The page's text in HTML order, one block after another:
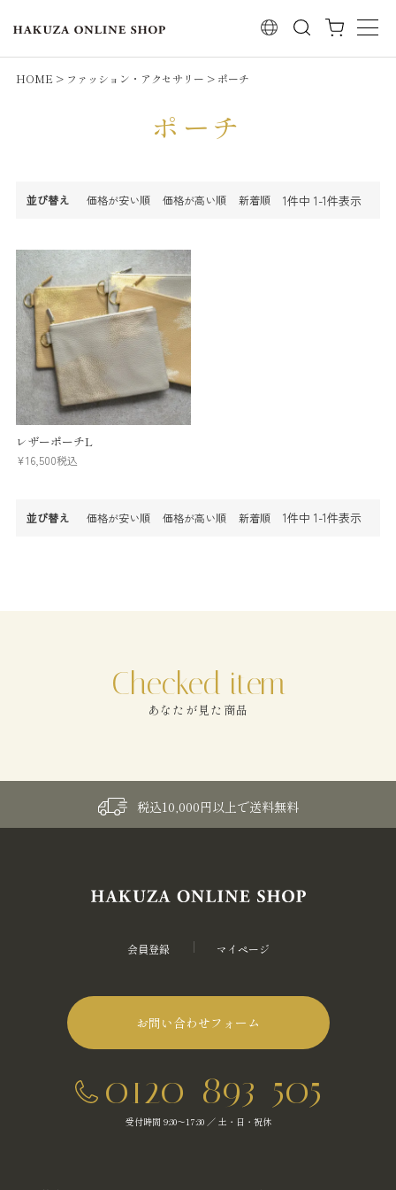
検索
HOME ファッション・アクセサリー ポーチ
ポーチ
並び替え 価格が安い順 価格が高い順 新着順 1件中 1-1件表示
レザーポーチL
¥16,500税込
並び替え 価格が安い順 価格が高い順 新着順 1件中 1-1件表示
あなたが見た商品
税込10,000円以上で送料無料
会員登録 マイページ
お問い合わせフォーム
0120-893-505
受付時間 9:30～17:30 ／ 土・日・祝休